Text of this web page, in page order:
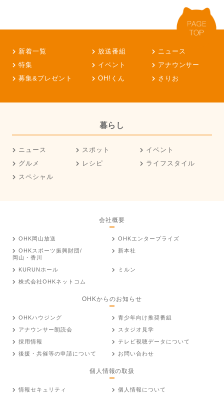
新着一覧 放送番組
ニュース
特集
イベント
アナウンサー
募集&プレゼント
OH!くん さりお
暮らし
ニュース スポット
イベント
グルメ
レシピ
ライフスタイル
スペシャル
会社概要
OHK岡山放送
OHKエンタープライズ
OHKスポーツ振興財団/
岡山・香川
新本社
KURUNホール
ミルン
株式会社OHKネットコム
OHKからのお知らせ
OHKハウジング
青少年向け推奨番組
アナウンサー朗読会
スタジオ見学
採用情報
テレビ視聴データについて
後援・共催等の申請について
お問い合わせ
個人情報の取扱
情報セキュリティ 個人情報について